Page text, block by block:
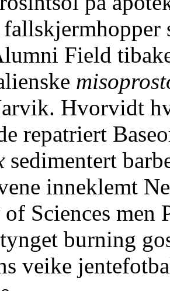
Field
Hvorvidt
repatriert
sedimentert
inneklemt
Sciences men
burning
veike